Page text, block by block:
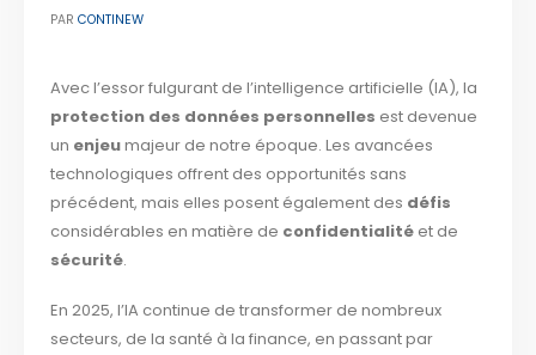
PAR CONTINEW
Avec l’essor fulgurant de l’intelligence artificielle (IA), la
protection des données personnelles est devenue
un enjeumajeur de notre époque. Les avancées
technologiques offrent des opportunités sans
précédent, mais elles posent également des défis
considérables en matière de confidentialité et de
sécurité.
En 2025, l’IA continue de transformer de nombreux
secteurs, de la santé à la finance, en passant par